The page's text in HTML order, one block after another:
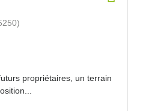
propriétaires, un terrain